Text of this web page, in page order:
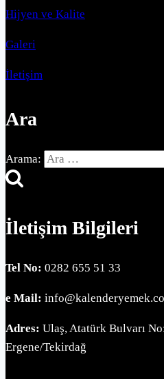
Hijyen ve Kalite
Galeri
İletişim
Ara
Arama:
İletişim Bilgileri
Tel No: 0282 655 51 33
e Mail:
Adres: Ulaş, Atatürk Bulvarı
Ergene/Tekirdağ